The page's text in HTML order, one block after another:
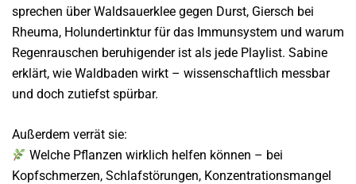
sprechen über Waldsauerklee gegen Durst, Giersch bei
Rheuma, Holundertinktur für das Immunsystem und warum
Regenrauschen beruhigender ist als jede Playlist. Sabine
erklärt, wie Waldbaden wirkt – wissenschaftlich messbar
und doch zutiefst spürbar.
Außerdem verrät sie:
Welche Pflanzen wirklich helfen können – bei
Kopfschmerzen, Schlafstörungen, Konzentrationsmangel